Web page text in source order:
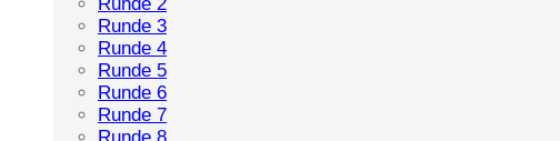
Runde 3
Runde 4
Runde 5
Runde 6
Runde 7
Runde 8